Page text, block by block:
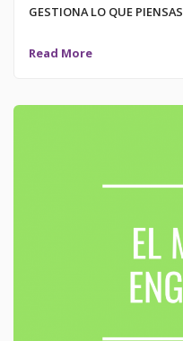
GESTIONA LO QUE PIENSAS
Read More